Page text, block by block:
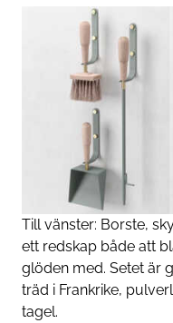
Till vänster: Borste,
ett redskap både att
glöden med. Setet är
träd i Frankrike,
tagel.